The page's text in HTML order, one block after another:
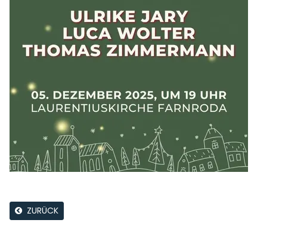
ZURÜCK